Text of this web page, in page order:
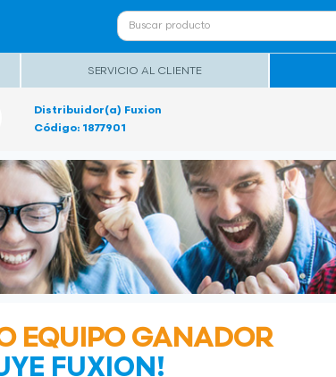
SERVICIO AL CLIENTE
Distribuidor(a) Fuxion
Código: 1877901
EQUIPO GANADOR
FUXION!